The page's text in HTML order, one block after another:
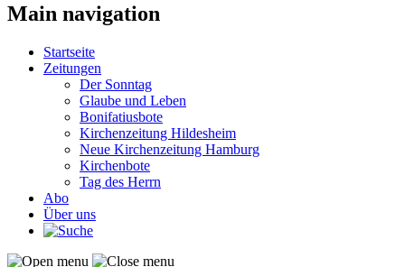
Main navigation
Startseite
Zeitungen
Der Sonntag
Glaube und Leben
Bonifatiusbote
Kirchenzeitung Hildesheim
Neue Kirchenzeitung Hamburg
Kirchenbote
Tag des Herrn
Abo
Über uns